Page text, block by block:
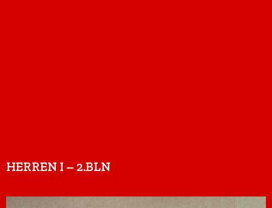
HERREN I – 2.BLN